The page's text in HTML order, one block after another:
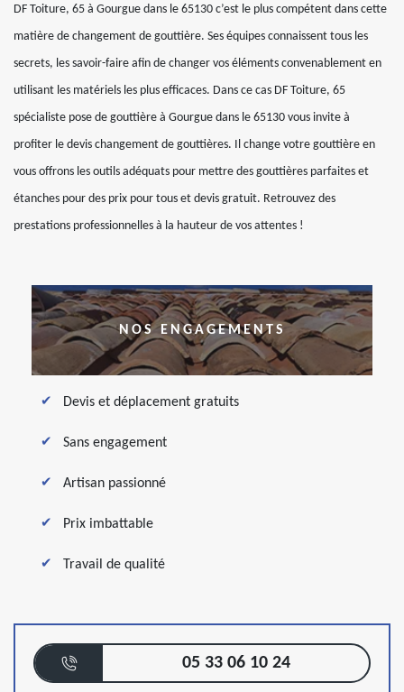
DF Toiture, 65 à Gourgue dans le 65130 c’est le plus compétent dans cette
matière de changement de gouttière. Ses équipes connaissent tous les
secrets, les savoir-faire afin de changer vos éléments convenablement en
utilisant les matériels les plus efficaces. Dans ce cas DF Toiture, 65
spécialiste pose de gouttière à Gourgue dans le 65130 vous invite à
profiter le devis changement de gouttières. Il change votre gouttière en
vous offrons les outils adéquats pour mettre des gouttières parfaites et
étanches pour des prix pour tous et devis gratuit. Retrouvez des
prestations professionnelles à la hauteur de vos attentes !
NOS ENGAGEMENTS
Devis et déplacement gratuits
Sans engagement
Artisan passionné
Prix imbattable
Travail de qualité
05 33 06 10 24